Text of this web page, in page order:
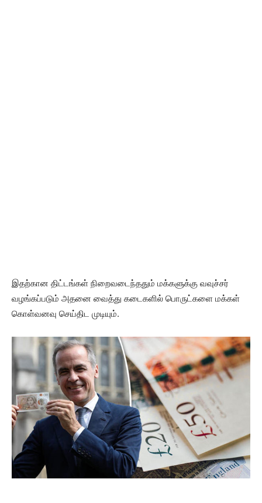
இதற்கான திட்டங்கள் நிறைவடைந்ததும் மக்களுக்கு வவுச்சர்
வழங்கப்படும் அதனை வைத்து கடைகளில் பொருட்களை மக்கள்
கொள்வனவு செய்திட முடியும்.